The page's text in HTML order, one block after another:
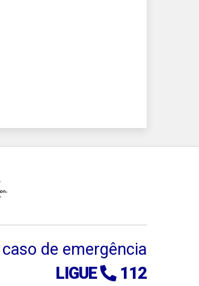
caso de emergência
LIGUE
112